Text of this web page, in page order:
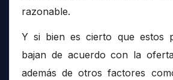
razonable.
Y si bien es cierto que estos
bajan de acuerdo con la
además de otros factores